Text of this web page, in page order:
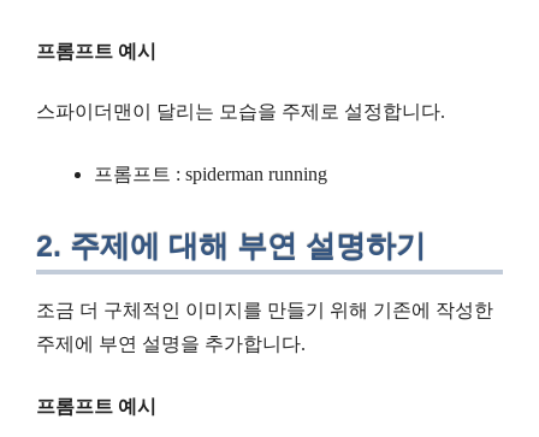
프롬프트 예시
스파이더맨이 달리는 모습을 주제로 설정합니다.
프롬프트 : spiderman running
2. 주제에 대해 부연 설명하기
조금 더 구체적인 이미지를 만들기 위해 기존에 작성한
주제에 부연 설명을 추가합니다.
프롬프트 예시